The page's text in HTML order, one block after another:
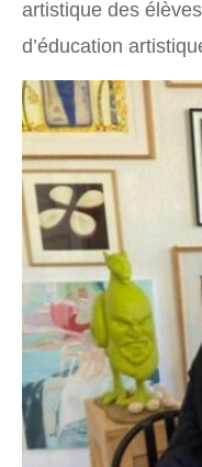
artistique des
d’éducation